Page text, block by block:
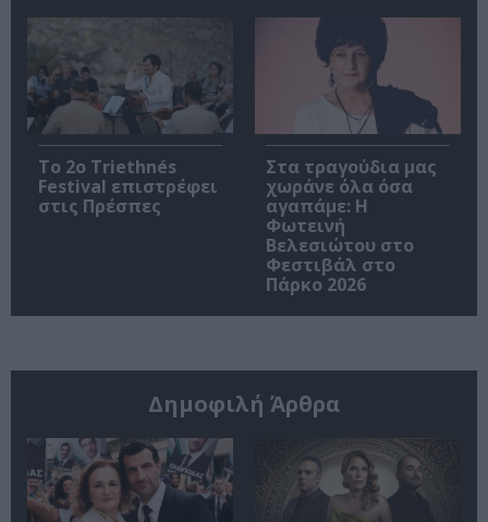
Το 2ο Triethnés
Festival επιστρέφει
στις Πρέσπες
Στα τραγούδια μας
χωράνε όλα όσα
αγαπάμε: Η
Φωτεινή
Βελεσιώτου στο
Φεστιβάλ στο
Πάρκο 2026
Δημοφιλή Άρθρα